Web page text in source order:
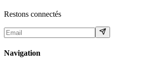
Restons connectés
Navigation